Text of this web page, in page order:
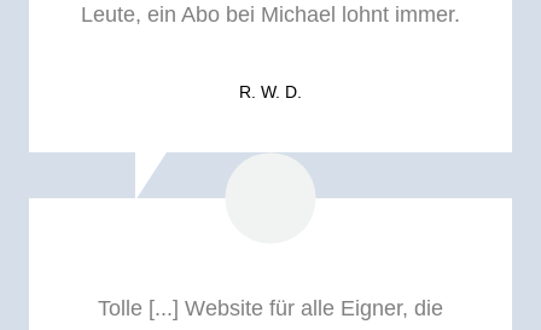
Leute, ein Abo bei Michael lohnt immer.
R. W. D.
Tolle [...] Website für alle Eigner, die